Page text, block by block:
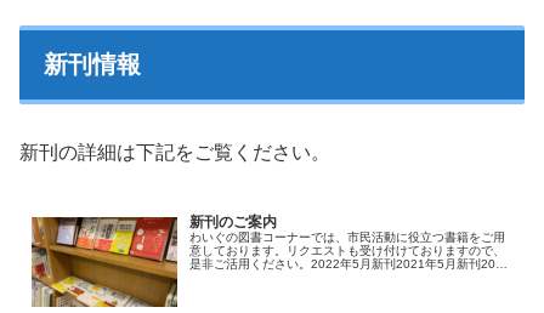
新刊情報
新刊の詳細は下記をご覧ください。
新刊のご案内
わいぐの図書コーナーでは、市民活動に役立つ書籍をご用
意しております。リクエストも受け付けておりますので、
是非ご活用ください。2022年5月新刊2021年5月新刊2020